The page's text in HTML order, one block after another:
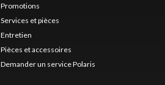
Promotions
Services et pièces
Entretien
Pièces et accessoires
Demander un service Polaris